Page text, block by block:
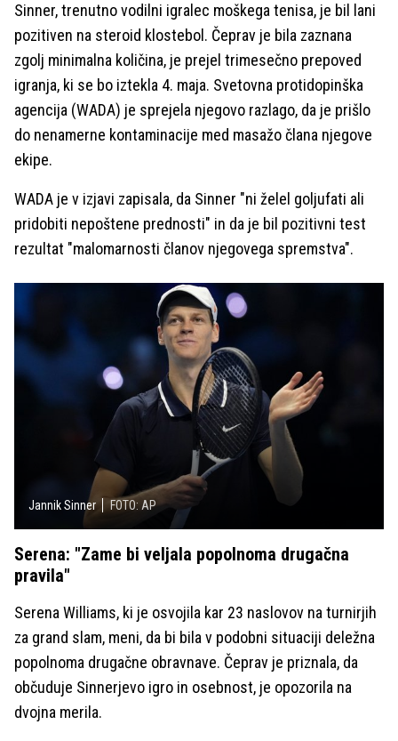
Sinner, trenutno vodilni igralec moškega tenisa, je bil lani
pozitiven na steroid klostebol. Čeprav je bila zaznana
zgolj minimalna količina, je prejel trimesečno prepoved
igranja, ki se bo iztekla 4. maja. Svetovna protidopinška
agencija (WADA) je sprejela njegovo razlago, da je prišlo
do nenamerne kontaminacije med masažo člana njegove
ekipe.
WADA je v izjavi zapisala, da Sinner "ni želel goljufati ali
pridobiti nepoštene prednosti" in da je bil pozitivni test
rezultat "malomarnosti članov njegovega spremstva".
Jannik Sinner FOTO: AP
Serena: "Zame bi veljala popolnoma drugačna
pravila"
Serena Williams, ki je osvojila kar 23 naslovov na turnirjih
za grand slam, meni, da bi bila v podobni situaciji deležna
popolnoma drugačne obravnave. Čeprav je priznala, da
občuduje Sinnerjevo igro in osebnost, je opozorila na
dvojna merila.